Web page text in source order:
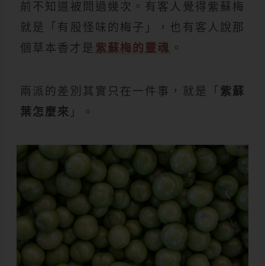
前不知道被問過幾次。有客人覺得紫蘇梅
就是「有股怪味的梅子」，也有客人說那
個草本香才是 紫蘇梅的靈魂 。
兩派的差別其實只在一件事，就是「 紫蘇
葉怎麼來 」。